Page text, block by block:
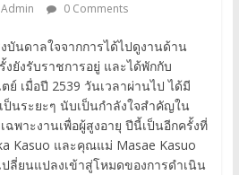
0 Comments
บันดาลใจจากการได้ไปดูงานด้าน
ยังรับราชการอยู่ และได้พักกับ
ย์ เมื่อปี 2539 วันเวลาผ่านไป ได้มี
นระยะๆ นับเป็นกำลังใจสำคัญใน
ฉพาะงานเพื่อผู้สูงอายุ ปีนี้เป็นอีกครั้งที่
Kasuo และคุณแม่ Masae Kasuo
ปลี่ยนแปลงเข้าสู่โหมดของการดำเนิน